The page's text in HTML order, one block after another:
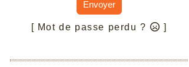
Envoyer
[ Mot de passe perdu ? ]